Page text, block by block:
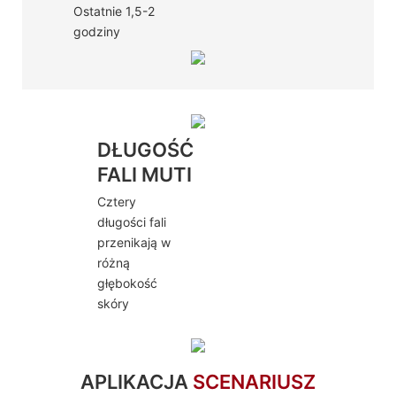
Ostatnie 1,5-2
godziny
DŁUGOŚĆ
FALI MUTI
Cztery
długości fali
przenikają w
różną
głębokość
skóry
APLIKACJA SCENARIUSZ